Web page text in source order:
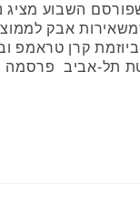
השבוע מציג
אבק
קרן טראמפ
תל-אביב